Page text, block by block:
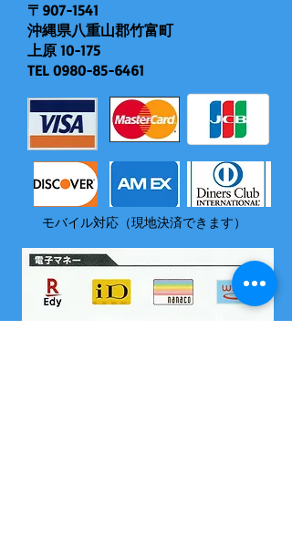
〒907-1541
沖縄県八重山郡竹富町
上原 10-175
TEL 0980-85-6461
モバイル対応（現地決済できます）